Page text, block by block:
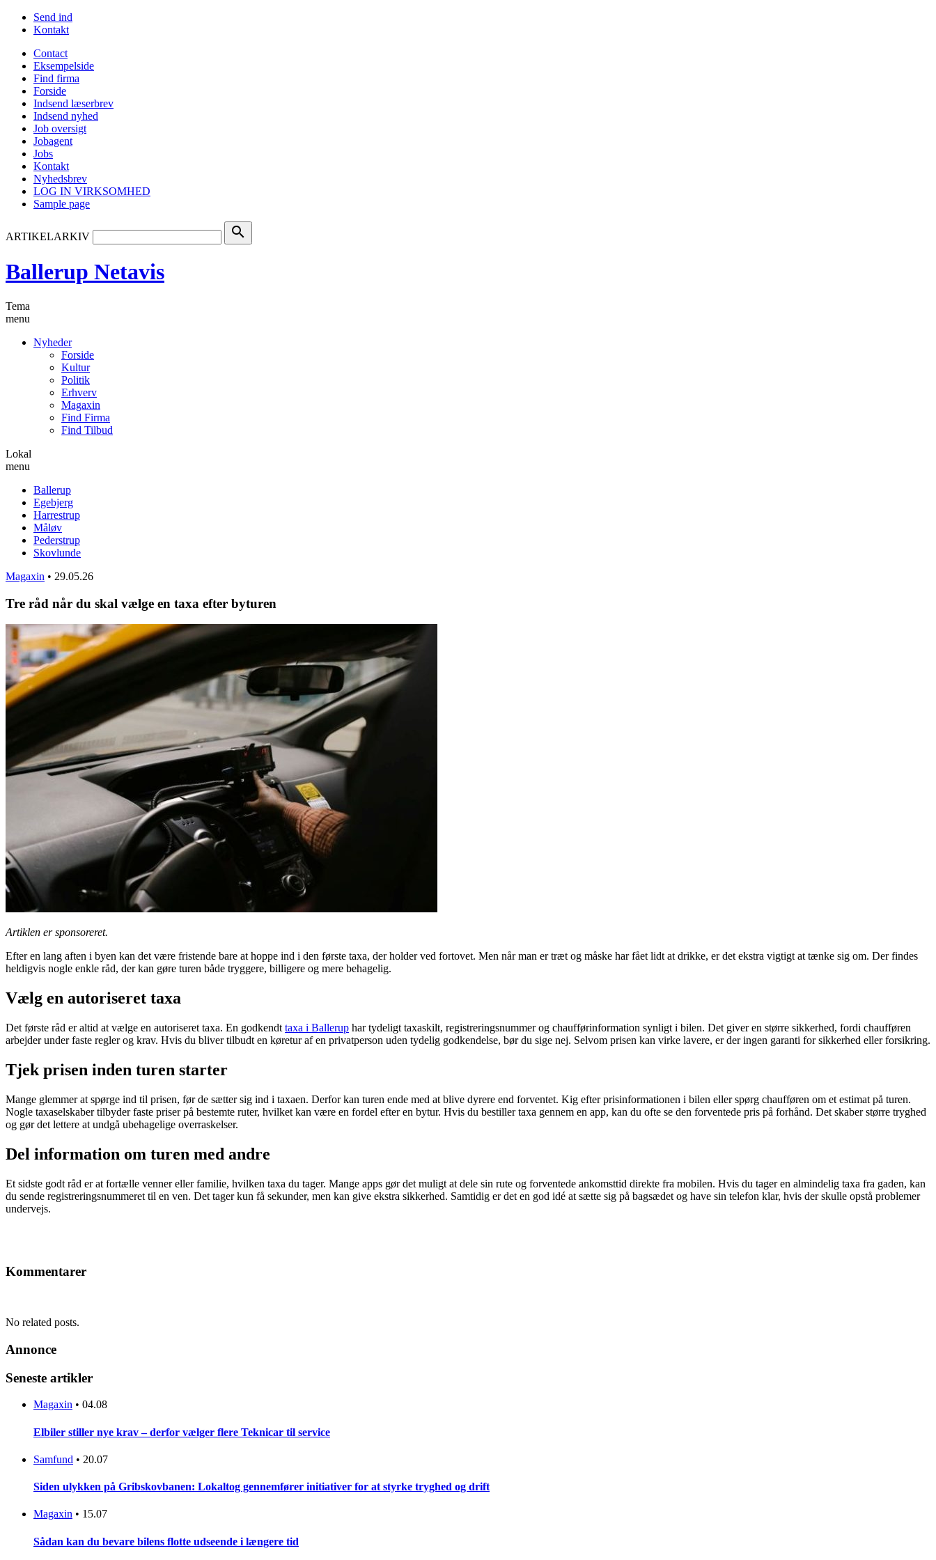
Send ind
Kontakt
Contact
Eksempelside
Find firma
Forside
Indsend læserbrev
Indsend nyhed
Job oversigt
Jobagent
Jobs
Kontakt
Nyhedsbrev
LOG IN VIRKSOMHED
Sample page
ARTIKELARKIV search
Ballerup Netavis
Tema
menu
Nyheder
Forside
Kultur
Politik
Erhverv
Magaxin
Find Firma
Find Tilbud
Lokal
menu
Ballerup
Egebjerg
Harrestrup
Måløv
Pederstrup
Skovlunde
Magaxin • 29.05.26
Tre råd når du skal vælge en taxa efter byturen
Artiklen er sponsoreret.
Efter en lang aften i byen kan det være fristende bare at hoppe ind i den første taxa, der holder ved fortovet. Men når man er træt og måske har fået lidt at drikke, er det ekstra vigtigt at tænke sig om. Der findes
heldigvis nogle enkle råd, der kan gøre turen både tryggere, billigere og mere behagelig.
Vælg en autoriseret taxa
Det første råd er altid at vælge en autoriseret taxa. En godkendt taxa i Ballerup har tydeligt taxaskilt, registreringsnummer og chaufførinformation synligt i bilen. Det giver en større sikkerhed, fordi chaufføren
arbejder under faste regler og krav. Hvis du bliver tilbudt en køretur af en privatperson uden tydelig godkendelse, bør du sige nej. Selvom prisen kan virke lavere, er der ingen garanti for sikkerhed eller forsikring.
Tjek prisen inden turen starter
Mange glemmer at spørge ind til prisen, før de sætter sig ind i taxaen. Derfor kan turen ende med at blive dyrere end forventet. Kig efter prisinformationen i bilen eller spørg chaufføren om et estimat på turen.
Nogle taxaselskaber tilbyder faste priser på bestemte ruter, hvilket kan være en fordel efter en bytur. Hvis du bestiller taxa gennem en app, kan du ofte se den forventede pris på forhånd. Det skaber større tryghed
og gør det lettere at undgå ubehagelige overraskelser.
Del information om turen med andre
Et sidste godt råd er at fortælle venner eller familie, hvilken taxa du tager. Mange apps gør det muligt at dele sin rute og forventede ankomsttid direkte fra mobilen. Hvis du tager en almindelig taxa fra gaden, kan
du sende registreringsnummeret til en ven. Det tager kun få sekunder, men kan give ekstra sikkerhed. Samtidig er det en god idé at sætte sig på bagsædet og have sin telefon klar, hvis der skulle opstå problemer
undervejs.
Kommentarer
No related posts.
Annonce
Seneste artikler
Magaxin • 04.08
Elbiler stiller nye krav – derfor vælger flere Teknicar til service
Samfund • 20.07
Siden ulykken på Gribskovbanen: Lokaltog gennemfører initiativer for at styrke tryghed og drift
Magaxin • 15.07
Sådan kan du bevare bilens flotte udseende i længere tid